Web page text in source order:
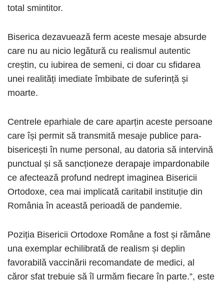
total smintitor.
Biserica dezavuează ferm aceste mesaje absurde
care nu au nicio legătură cu realismul autentic
creștin, cu iubirea de semeni, ci doar cu sfidarea
unei realități imediate îmbibate de suferință și
moarte.
Centrele eparhiale de care aparțin aceste persoane
care își permit să transmită mesaje publice para-
bisericești în nume personal, au datoria să intervină
punctual și să sancționeze derapaje impardonabile
ce afectează profund nedrept imaginea Bisericii
Ortodoxe, cea mai implicată caritabil instituție din
România în această perioadă de pandemie.
Poziția Bisericii Ortodoxe Române a fost și rămâne
una exemplar echilibrată de realism și deplin
favorabilă vaccinării recomandate de medici, al
căror sfat trebuie să îl urmăm fiecare în parte.”, este